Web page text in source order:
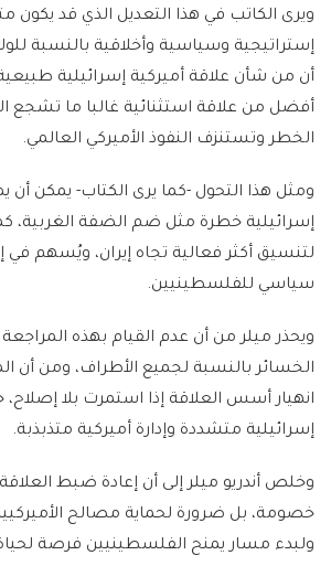
ويرى الكاتب في هذا التعديل الذي قد يكون
إستراتيجية وسياسية وأخلاقية بالنسبة
أن من شأن علاقة أميركية إسرائيلية
أفضل من علاقة استثنائية غالبا ما تشجع
الخطر وتستنزف النفوذ الأميركي العالمي.
ومثل هذا التحول -كما يرى الكتاب- يمكن أن
إسرائيلية خطرة مثل ضم الضفة الغربية،
لتنسيق أكثر فعالية تجاه إيران، ويُسهم في
سياسي للفلسطينيين.
ويحذر ميلر من أن عدم القيام بهذه
الخسائر بالنسبة لجميع الأطراف، ومن
انهيار أسس العلاقة إذا استمرت بلا
إسرائيلية متشددة وإدارة أميركية متذبذبة.
وخلص أندريو ميلر إلى أن إعادة ضبط
خصومة، بل ضرورة لحماية مصالح الأميركيين
ولبدء مسار يمنح الفلسطينيين فرصة